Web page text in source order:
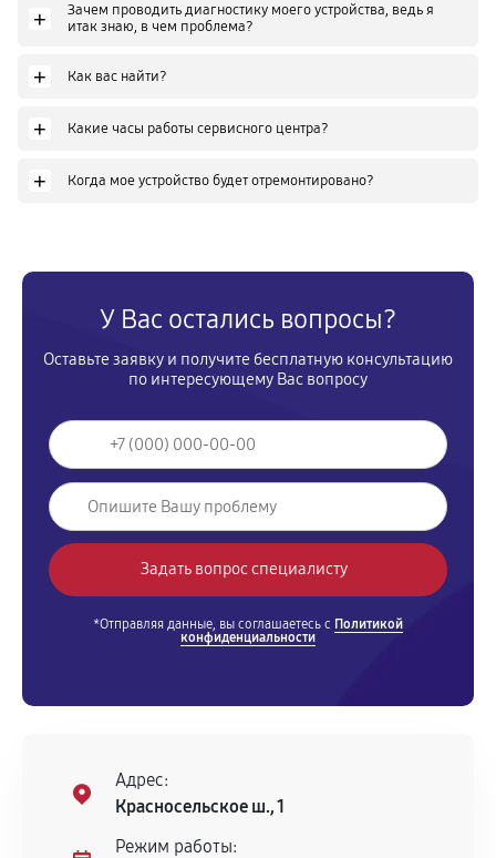
+
Зачем проводить диагностику моего устройства, ведь я
итак знаю, в чем проблема?
+ Как вас найти?
+ Какие часы работы сервисного центра?
+ Когда мое устройство будет отремонтировано?
У Вас остались вопросы?
Оставьте заявку и получите бесплатную консультацию
по интересующему Вас вопросу
*Отправляя данные, вы соглашаетесь с Политикой
конфиденциальности
Адрес:
Красносельское ш., 1
Режим работы: